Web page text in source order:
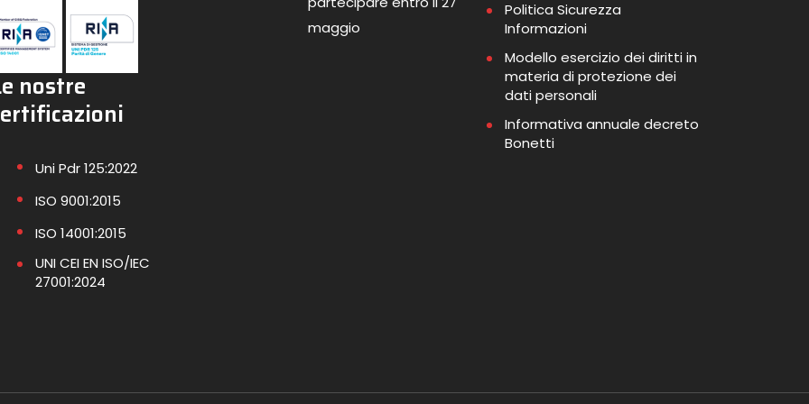
nostre
Uni Pdr 125:2022
ISO 9001:2015
ISO 14001:2015
UNI CEI EN ISO/IEC
27001:2024
maggio
Politica Sicurezza
Informazioni
Modello esercizio dei diritti in
materia di protezione dei
dati personali
Informativa annuale decreto
Bonetti